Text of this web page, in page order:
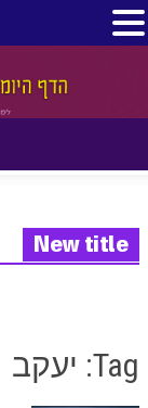
זוהר מתקדמים
הקדמת ספר הזוהר
New title
Tag: יעקב